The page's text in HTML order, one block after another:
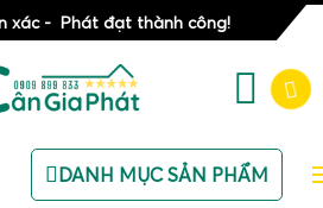
xác - Phát đạt thành công!
DANH MỤC SẢN PHẨM